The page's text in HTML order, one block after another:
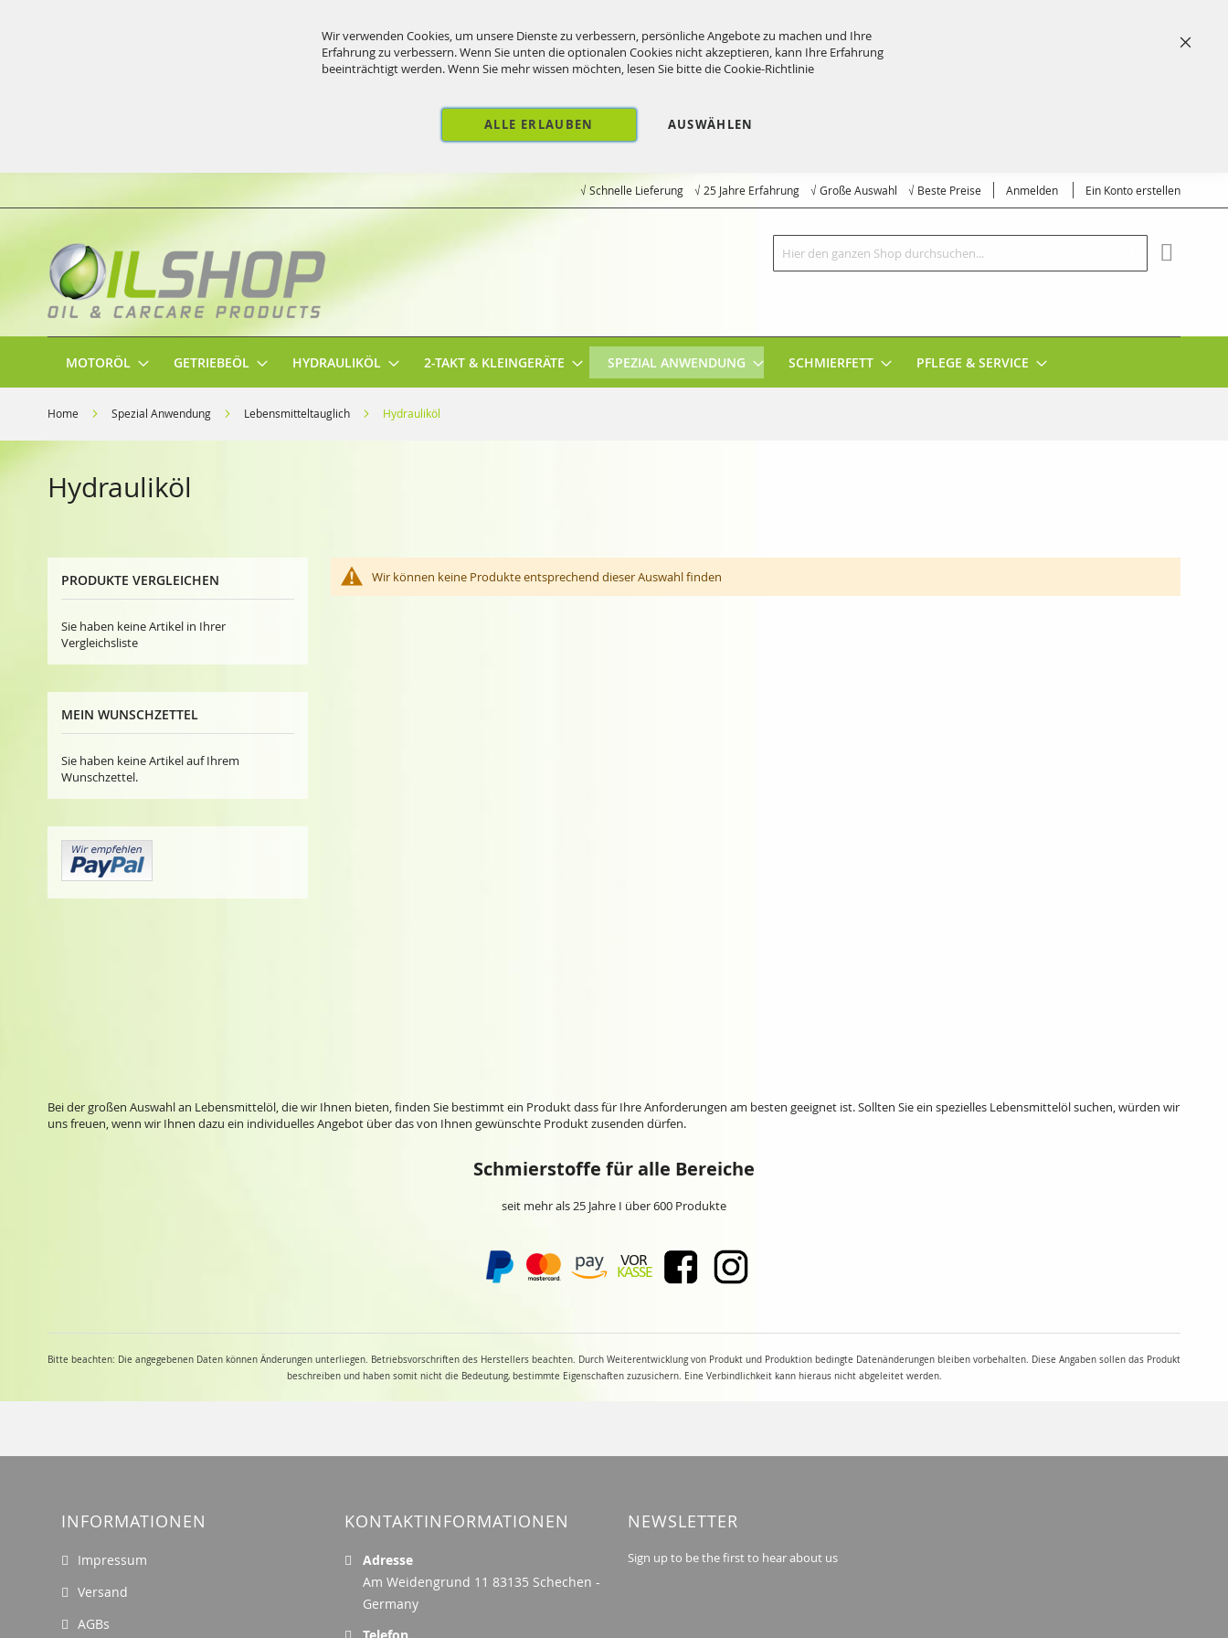
Wir verwenden Cookies, um unsere Dienste zu verbessern, persönliche Angebote zu machen und Ihre
Erfahrung zu verbessern. Wenn Sie unten die optionalen Cookies nicht akzeptieren, kann Ihre Erfahrung
beeinträchtigt werden. Wenn Sie mehr wissen möchten, lesen Sie bitte dieCookie-Richtlinie
ALLE ERLAUBEN AUSWÄHLEN
zum
√ Schnelle Lieferung √ 25 Jahre Erfahrung √ Große Auswahl √ Beste Preise Anmelden Ein Konto erstellen
Suche
Suche
MOTORÖL GETRIEBEÖL HYDRAULIKÖL 2-TAKT & KLEINGERÄTE SPEZIAL ANWENDUNG SCHMIERFETT PFLEGE & SERVICE
Home Spezial Anwendung Lebensmitteltauglich Hydrauliköl
Hydrauliköl
Wir können keine Produkte entsprechend dieser Auswahl finden
PRODUKTE VERGLEICHEN
Sie haben keine Artikel in Ihrer
Vergleichsliste
MEIN WUNSCHZETTEL
Sie haben keine Artikel auf Ihrem
Wunschzettel.
Bei der großen Auswahl an Lebensmittelöl, die wir Ihnen bieten, finden Sie bestimmt ein Produkt dass für Ihre Anforderungen am besten geeignet ist. Sollten Sie ein spezielles Lebensmittelöl suchen, würden wir
uns freuen, wenn wir Ihnen dazu ein individuelles Angebot über das von Ihnen gewünschte Produkt zusenden dürfen.
Schmierstoffe für alle Bereiche
seit mehr als 25 Jahre I über 600 Produkte
Bitte beachten: Die angegebenen Daten können Änderungen unterliegen. Betriebsvorschriften des Herstellers beachten. Durch Weiterentwicklung von Produkt und Produktion bedingte Datenänderungen bleiben vorbehalten. Diese Angaben sollen das Produkt
beschreiben und haben somit nicht die Bedeutung, bestimmte Eigenschaften zuzusichern. Eine Verbindlichkeit kann hieraus nicht abgeleitet werden.
INFORMATIONEN
Impressum
Versand
AGBs
KONTAKTINFORMATIONEN
Adresse
Am Weidengrund 11 83135 Schechen -
Germany
NEWSLETTER
Sign up to be the first to hear about us